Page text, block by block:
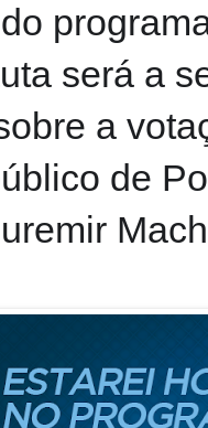
será a
a
de